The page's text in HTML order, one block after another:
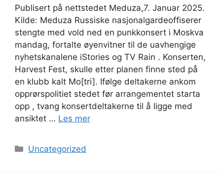
Publisert på nettstedet Meduza,7. Januar 2025.
Kilde: Meduza Russiske nasjonalgardeoffiserer
stengte med vold ned en punkkonsert i Moskva
mandag, fortalte øyenvitner til de uavhengige
nyhetskanalene iStories og TV Rain . Konserten,
Harvest Fest, skulle etter planen finne sted på
en klubb kalt Mo[tri]. Ifølge deltakerne ankom
opprørspolitiet stedet før arrangementet starta
opp , tvang konsertdeltakerne til å ligge med
ansiktet … Les mer
Kategorier
Uncategorized